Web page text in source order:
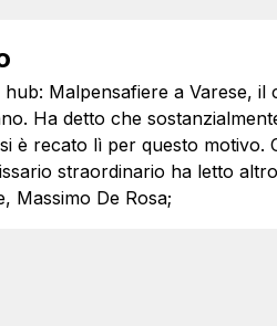
Malpensafiere a Varese, il
Ha detto che
è recato lì per questo motivo.
straordinario ha letto
Massimo De Rosa;